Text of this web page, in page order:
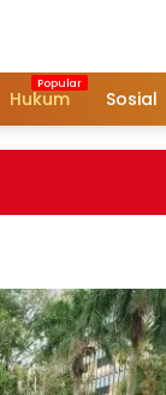
Hukum Sosial